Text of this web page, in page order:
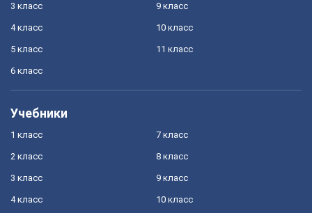
3 класс
4 класс
5 класс
6 класс
9 класс
10 класс
11 класс
Учебники
1 класс
2 класс
3 класс
4 класс
7 класс
8 класс
9 класс
10 класс